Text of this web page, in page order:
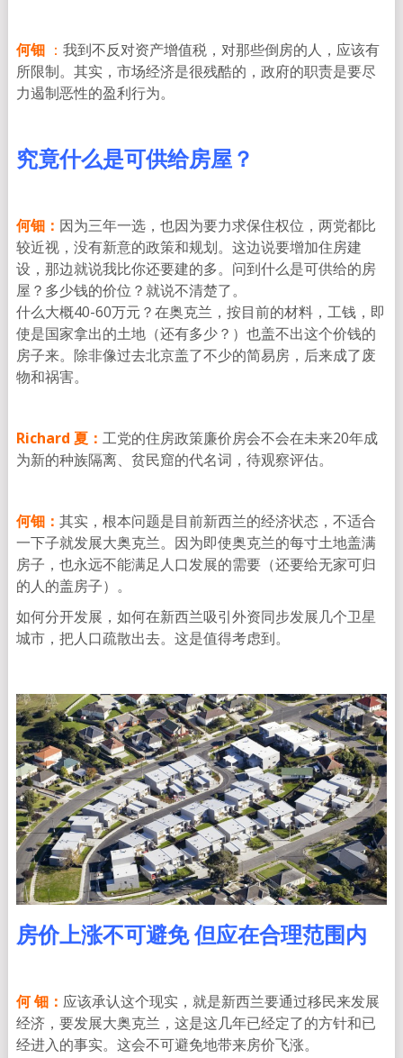
何钿： 我到不反对资产增值税，对那些倒房的人，应该有
所限制。其实，市场经济是很残酷的，政府的职责是要尽
力遏制恶性的盈利行为。
究竟什么是可供给房屋？
何钿： 因为三年一选，也因为要力求保住权位，两党都比
较近视，没有新意的政策和规划。这边说要增加住房建
设，那边就说我比你还要建的多。问到什么是可供给的房
屋？多少钱的价位？就说不清楚了。
什么大概40-60万元？在奥克兰，按目前的材料，工钱，即
使是国家拿出的土地（还有多少？）也盖不出这个价钱的
房子来。除非像过去北京盖了不少的简易房，后来成了废
物和祸害。
Richard 夏： 工党的住房政策廉价房会不会在未来20年成
为新的种族隔离、贫民窟的代名词，待观察评估。
何钿： 其实，根本问题是目前新西兰的经济状态，不适合
一下子就发展大奥克兰。因为即使奥克兰的每寸土地盖满
房子，也永远不能满足人口发展的需要（还要给无家可归
的人的盖房子）。
如何分开发展，如何在新西兰吸引外资同步发展几个卫星
城市，把人口疏散出去。这是值得考虑到。
房价上涨不可避免 但应在合理范围内
何 钿： 应该承认这个现实，就是新西兰要通过移民来发展
经济，要发展大奥克兰，这是这几年已经定了的方针和已
经进入的事实。这会不可避免地带来房价飞涨。